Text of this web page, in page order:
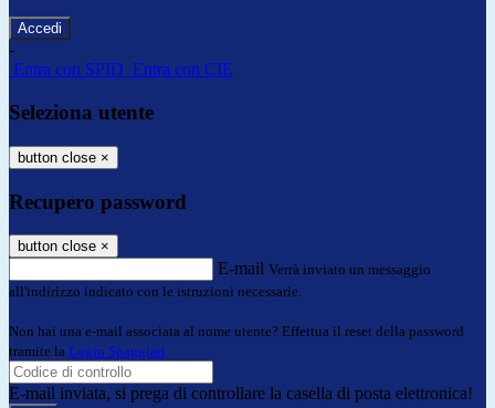
-
Entra con SPID Entra con CIE
Seleziona utente
button close ×
Recupero password
button close ×
E-mail Verrà inviato un messaggio
all'indirizzo indicato con le istruzioni necessarie.
Non hai una e-mail associata al nome utente? Effettua il reset della password
tramite la Login Spaggiari
E-mail inviata, si prega di controllare la casella di posta elettronica!